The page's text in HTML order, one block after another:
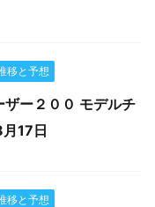
移と予想
ザー２００ モデルチ
17日
移と予想